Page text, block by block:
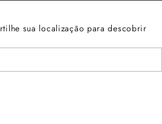
sua localização para descobrir